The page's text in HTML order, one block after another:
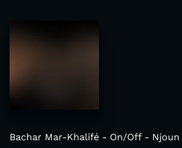
Bachar Mar-Khalifé - On/Off -